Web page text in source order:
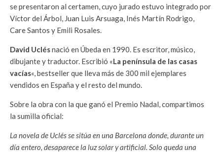
se presentaron al certamen, cuyo jurado estuvo integrado por
Víctor del Árbol, Juan Luis Arsuaga, Inés Martín Rodrigo,
Care Santos y Emili Rosales.
David Uclésnació en Úbeda en 1990. Es escritor, músico,
dibujante y traductor. Escribió «La península de las casas
vacías«, bestseller que lleva más de 300 mil ejemplares
vendidos en España y el resto del mundo.
Sobre la obra con la que ganó el Premio Nadal, compartimos
la sumilla oficial:
La novela de Uclés se sitúa en una Barcelona donde, durante un
día entero, desaparece la luz solar y artificial. Solo queda una